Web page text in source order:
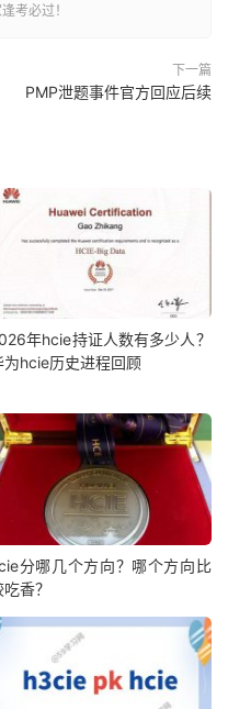
考必过！
下一篇
PMP泄题事件官方回应后续
年hcie持证人数有多少人？
为hcie历史进程回顾
分哪几个方向？哪个方向比
香？